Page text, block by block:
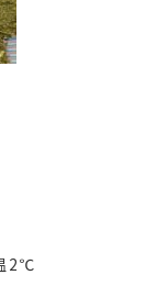
2℃